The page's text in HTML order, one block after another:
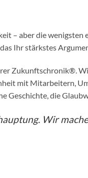
– aber die wenigsten
Ihr stärkstes
Zukunftschronik®.
mit Mitarbeitern,
Geschichte, die
Wir